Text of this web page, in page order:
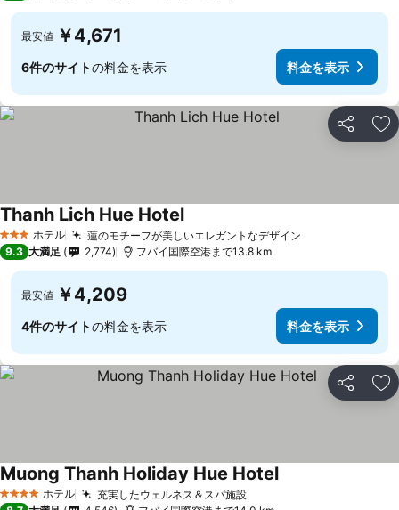
最安値 ￥4,671
6件のサイトの料金を表示 料金を表示
シェア お
3 ホテルのランク
ホテル 蓮のモチーフが美しいエレガントなデザイン
Thanh Lich Hue Hotel料金を表示
9.3 大満足 2,774 フバイ国際空港まで13.8 km
最安値 ￥4,209
4件のサイトの料金を表示 料金を表示
シェア お
4 ホテルのランク
ホテル 充実したウェルネス＆スパ施設料金を表示
Muong Thanh Holiday Hue Hotel料金を表示